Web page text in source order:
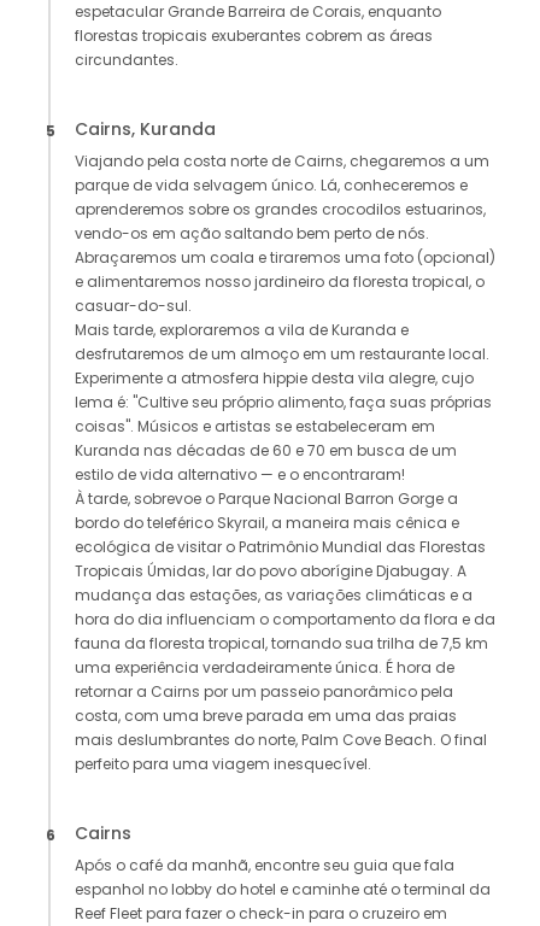
espetacular Grande Barreira de Corais, enquanto
florestas tropicais exuberantes cobrem as áreas
circundantes.
5 Cairns, Kuranda
Viajando pela costa norte de Cairns, chegaremos a um
parque de vida selvagem único. Lá, conheceremos e
aprenderemos sobre os grandes crocodilos estuarinos,
vendo-os em ação saltando bem perto de nós.
Abraçaremos um coala e tiraremos uma foto (opcional)
e alimentaremos nosso jardineiro da floresta tropical, o
casuar-do-sul.
Mais tarde, exploraremos a vila de Kuranda e
desfrutaremos de um almoço em um restaurante local.
Experimente a atmosfera hippie desta vila alegre, cujo
lema é: "Cultive seu próprio alimento, faça suas próprias
coisas". Músicos e artistas se estabeleceram em
Kuranda nas décadas de 60 e 70 em busca de um
estilo de vida alternativo — e o encontraram!
À tarde, sobrevoe o Parque Nacional Barron Gorge a
bordo do teleférico Skyrail, a maneira mais cênica e
ecológica de visitar o Patrimônio Mundial das Florestas
Tropicais Úmidas, lar do povo aborígine Djabugay. A
mudança das estações, as variações climáticas e a
hora do dia influenciam o comportamento da flora e da
fauna da floresta tropical, tornando sua trilha de 7,5 km
uma experiência verdadeiramente única. É hora de
retornar a Cairns por um passeio panorâmico pela
costa, com uma breve parada em uma das praias
mais deslumbrantes do norte, Palm Cove Beach. O final
perfeito para uma viagem inesquecível.
6 Cairns
Após o café da manhã, encontre seu guia que fala
espanhol no lobby do hotel e caminhe até o terminal da
Reef Fleet para fazer o check-in para o cruzeiro em